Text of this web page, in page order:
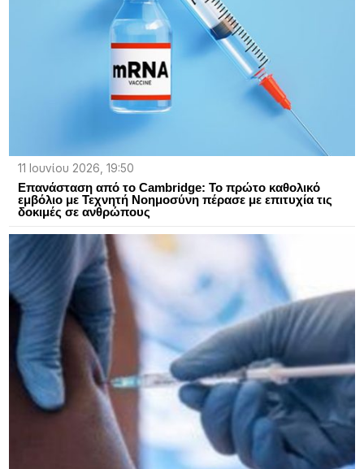
11 Ιουνίου 2026, 19:50
Επανάσταση από το Cambridge: Το πρώτο καθολικό
εμβόλιο με Τεχνητή Νοημοσύνη πέρασε με επιτυχία τις
δοκιμές σε ανθρώπους